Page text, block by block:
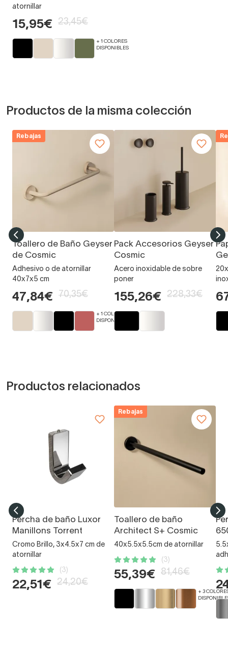
atornillar
15,95€ 23,45€
+ 1 COLORES
DISPONIBLES
Productos de la misma colección
Rebajas
Toallero de Baño Geyser
de Cosmic
Adhesivo o de atornillar
40x7x5 cm
47,84€ 70,35€
+ 1 COLORES
DISPONIBLES
Pack Accesorios Geyser
Cosmic
Acero inoxidable de sobre
poner
155,26€ 228,33€
Productos relacionados
Percha de baño Luxor
Manillons Torrent
Cromo Brillo, 3x4.5x7 cm de
atornillar
(3)
22,51€ 24,20€
Rebajas
Toallero de baño
Architect S+ Cosmic
40x5.5x5.5cm de atornillar
(3)
55,39€ 81,46€
+ 3